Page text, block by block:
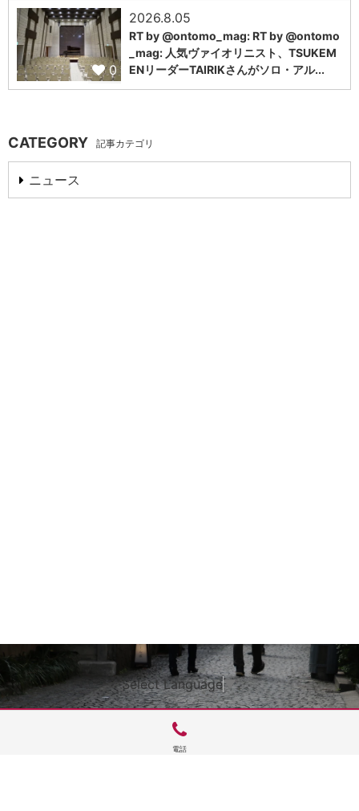
0
2026.8.05
RT by @ontomo_mag: RT by @ontomo
_mag: 人気ヴァイオリニスト、TSUKEM
ENリーダーTAIRIKさんがソロ・アル...
CATEGORY 記事カテゴリ
ニュース
Select Language▼
電話